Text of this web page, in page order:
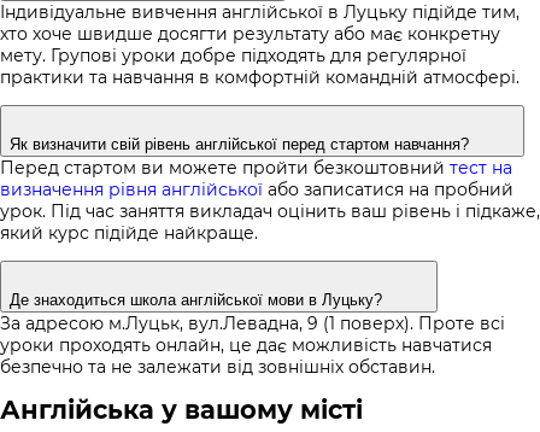
Індивідуальне вивчення англійської в Луцьку підійде тим,
хто хоче швидше досягти результату або має конкретну
мету. Групові уроки добре підходять для регулярної
практики та навчання в комфортній командній атмосфері.
Як визначити свій рівень англійської перед стартом навчання?
Перед стартом ви можете пройти безкоштовний тест на
визначення рівня англійської або записатися на пробний
урок. Під час заняття викладач оцінить ваш рівень і підкаже,
який курс підійде найкраще.
Де знаходиться школа англійської мови в Луцьку?
За адресою м.Луцьк, вул.Левадна, 9 (1 поверх). Проте всі
уроки проходять онлайн, це дає можливість навчатися
безпечно та не залежати від зовнішніх обставин.
Англійська у вашому місті